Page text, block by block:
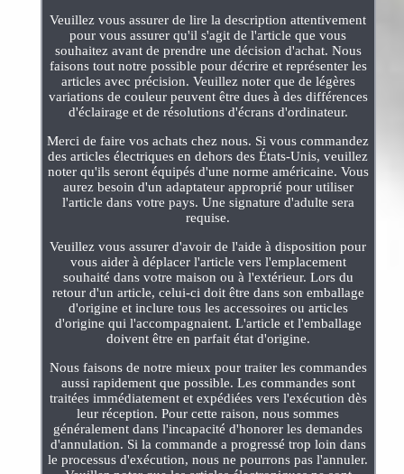
Veuillez vous assurer de lire la description attentivement
pour vous assurer qu'il s'agit de l'article que vous
souhaitez avant de prendre une décision d'achat. Nous
faisons tout notre possible pour décrire et représenter les
articles avec précision. Veuillez noter que de légères
variations de couleur peuvent être dues à des différences
d'éclairage et de résolutions d'écrans d'ordinateur.
Merci de faire vos achats chez nous. Si vous commandez
des articles électriques en dehors des États-Unis, veuillez
noter qu'ils seront équipés d'une norme américaine. Vous
aurez besoin d'un adaptateur approprié pour utiliser
l'article dans votre pays. Une signature d'adulte sera
requise.
Veuillez vous assurer d'avoir de l'aide à disposition pour
vous aider à déplacer l'article vers l'emplacement
souhaité dans votre maison ou à l'extérieur. Lors du
retour d'un article, celui-ci doit être dans son emballage
d'origine et inclure tous les accessoires ou articles
d'origine qui l'accompagnaient. L'article et l'emballage
doivent être en parfait état d'origine.
Nous faisons de notre mieux pour traiter les commandes
aussi rapidement que possible. Les commandes sont
traitées immédiatement et expédiées vers l'exécution dès
leur réception. Pour cette raison, nous sommes
généralement dans l'incapacité d'honorer les demandes
d'annulation. Si la commande a progressé trop loin dans
le processus d'exécution, nous ne pourrons pas l'annuler.